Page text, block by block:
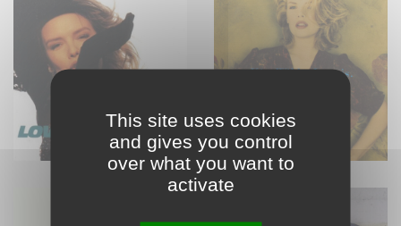
This site uses cookies
and gives you control
over what you want to
activate